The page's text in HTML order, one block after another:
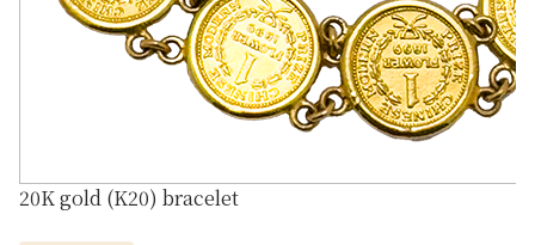
20K gold (K20) bracelet